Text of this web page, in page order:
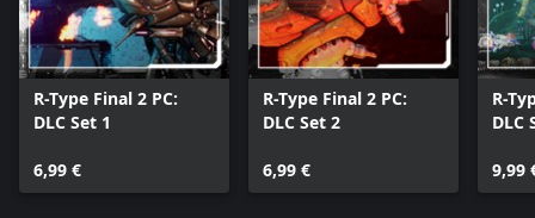
R-Type Final 2 PC:
DLC Set 1
6,99 €
R-Type Final 2 PC:
DLC Set 2
6,99 €
R-
DLC
9,99